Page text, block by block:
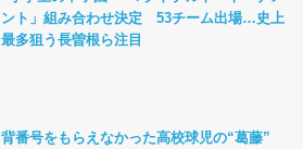
ント」組み合わせ決定 53チーム出場…史上
最多狙う長曽根ら注目
背番号をもらえなかった高校球児の“葛藤”